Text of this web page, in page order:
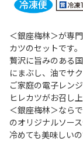
＜銀座梅林＞が専
カツのセットです。
贅沢に旨みのある
にまぶし、油でサ
ご家庭の電子レン
ヒレカツがお召し
＜銀座梅林＞なら
のオリジナルソース
冷めても美味しい